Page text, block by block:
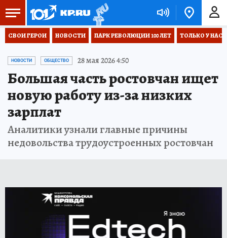
СВОИ ГЕРОИ НОВОСТИ ПАРК РЕВОЛЮЦИИ 100 ЛЕТ ТОЛЬКО У НАС
НОВОСТИ ОБЩЕСТВО 28 мая 2026 4:50
Большая часть ростовчан ищет
новую работу из-за низких
зарплат
Аналитики узнали главные причины
недовольства трудоустроенных ростовчан